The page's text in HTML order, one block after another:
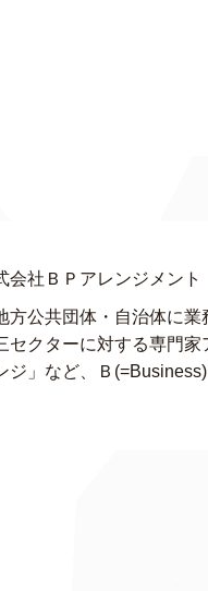
会社ＢＰアレンジメント
方公共団体・自治体に
セクターに対する専門
ジ」など、Ｂ